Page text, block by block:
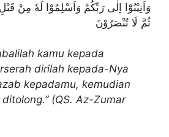
وَاَنِيْبُوْٓا اِلٰى رَبِّكُمْ وَاَسْلِمُوْا لَهٗ مِنْ
ثُمَّ لَا تُنْصَرُوْنَ
kamu kepada
dirilah kepada-Nya
kepadamu, kemudian
(QS. Az-Zumar